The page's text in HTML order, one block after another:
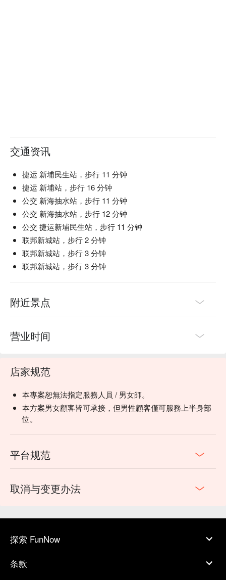
交通资讯
捷运 新埔民生站，步行 11 分钟
捷运 新埔站，步行 16 分钟
公交 新海抽水站，步行 11 分钟
公交 新海抽水站，步行 12 分钟
公交 捷运新埔民生站，步行 11 分钟
联邦新城站，步行 2 分钟
联邦新城站，步行 3 分钟
联邦新城站，步行 3 分钟
附近景点
营业时间
店家规范
本專案恕無法指定服務人員 / 男女師。
本方案男女顧客皆可承接，但男性顧客僅可服務上半身部
位。
平台规范
取消与变更办法
探索 FunNow
条款